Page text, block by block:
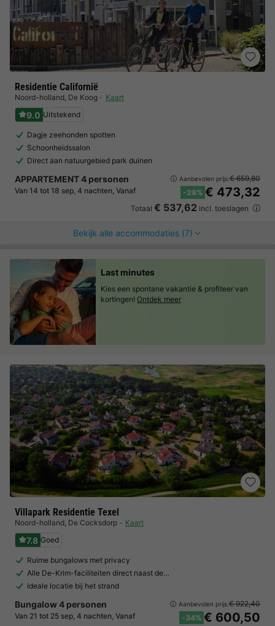
Residentie Californië
Noord-holland, De Koog Kaart
9.0 Uitstekend
Dagje zeehonden spotten
Schoonheidssalon
Direct aan natuurgebied park duinen
APPARTEMENT 4 personen
Van 14 tot 18 sep, 4 nachten, Vanaf
Aanbevolen prijs:€ 659,80
-28% € 473,32
Totaal € 537,62 incl. toeslagen
Bekijk alle accommodaties (7)
Villapark Residentie Texel
Noord-holland, De Cocksdorp Kaart
7.8 Goed
Ruime bungalows met privacy
Alle De-Krim-faciliteiten direct naast de…
Ideale locatie bij het strand
Bungalow 4 personen
Van 21 tot 25 sep, 4 nachten, Vanaf
Aanbevolen prijs:€ 922,40
-34% € 600,50
Last minutes
Kies een spontane vakantie & profiteer van
kortingen! Ontdek meer